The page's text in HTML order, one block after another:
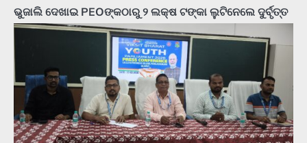
ଭୁଜାଲି ଦେଖାଇ PEOଙ୍କଠାରୁ ୨ ଲକ୍ଷ ଟଙ୍କା ଲୁଟିନେଲେ ଦୁର୍ବୃତ୍ତ